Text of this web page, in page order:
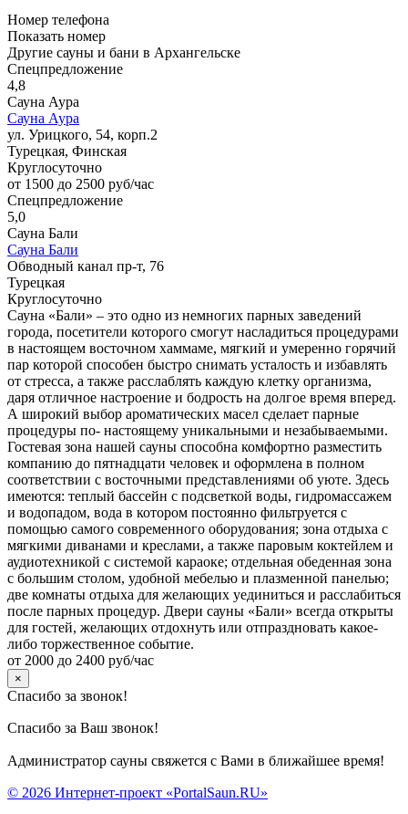
Номер телефона
Показать номер
Другие сауны и бани в Архангельске
Спецпредложение
4,8
Сауна Аура
Сауна Аура
ул. Урицкого, 54, корп.2
Турецкая, Финская
Круглосуточно
от 1500 до 2500 руб/час
Спецпредложение
5,0
Сауна Бали
Сауна Бали
Обводный канал пр-т, 76
Турецкая
Круглосуточно
Сауна «Бали» – это одно из немногих парных заведений
города, посетители которого смогут насладиться процедурами
в настоящем восточном хаммаме, мягкий и умеренно горячий
пар которой способен быстро снимать усталость и избавлять
от стресса, а также расслаблять каждую клетку организма,
даря отличное настроение и бодрость на долгое время вперед.
А широкий выбор ароматических масел сделает парные
процедуры по- настоящему уникальными и незабываемыми.
Гостевая зона нашей сауны способна комфортно разместить
компанию до пятнадцати человек и оформлена в полном
соответствии с восточными представлениями об уюте. Здесь
имеются: теплый бассейн с подсветкой воды, гидромассажем
и водопадом, вода в котором постоянно фильтруется с
помощью самого современного оборудования; зона отдыха с
мягкими диванами и креслами, а также паровым коктейлем и
аудиотехникой с системой караоке; отдельная обеденная зона
с большим столом, удобной мебелью и плазменной панелью;
две комнаты отдыха для желающих уединиться и расслабиться
после парных процедур. Двери сауны «Бали» всегда открыты
для гостей, желающих отдохнуть или отпраздновать какое-
либо торжественное событие.
от 2000 до 2400 руб/час
×
Спасибо за звонок!
Спасибо за Ваш звонок!
Администратор сауны свяжется с Вами в ближайшее время!
© 2026 Интернет-проект «PortalSaun.RU»